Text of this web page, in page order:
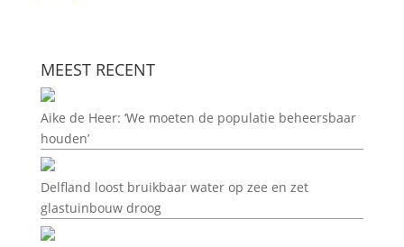
MEEST RECENT
Aike de Heer: ‘We moeten de populatie beheersbaar
houden’
Delfland loost bruikbaar water op zee en zet
glastuinbouw droog